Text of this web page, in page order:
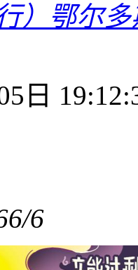
）鄂尔
日
6/6